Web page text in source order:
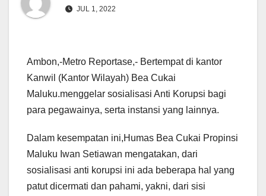
JUL 1, 2022
Ambon,-Metro Reportase,- Bertempat di kantor
Kanwil (Kantor Wilayah) Bea Cukai
Maluku.menggelar sosialisasi Anti Korupsi bagi
para pegawainya, serta instansi yang lainnya.
Dalam kesempatan ini,Humas Bea Cukai Propinsi
Maluku Iwan Setiawan mengatakan, dari
sosialisasi anti korupsi ini ada beberapa hal yang
patut dicermati dan pahami, yakni, dari sisi